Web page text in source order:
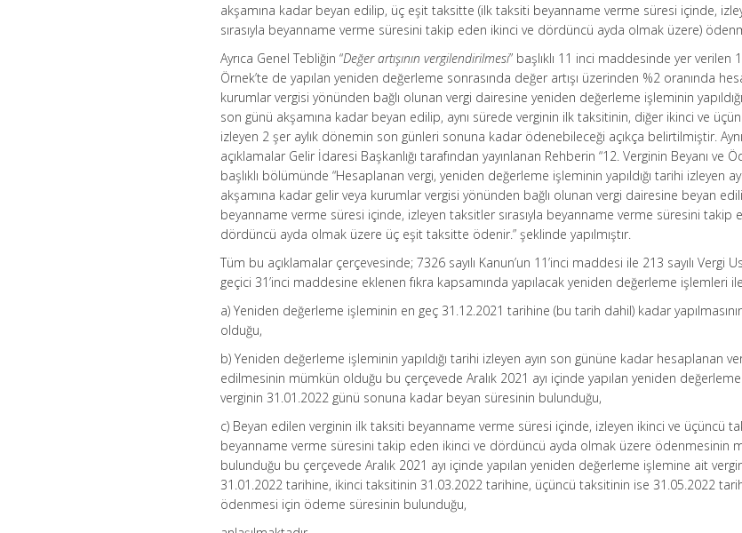
akşamına kadar beyan edilip, üç eşit taksitte (ilk taksiti beyanname verme süresi içinde,
sırasıyla beyanname verme süresini takip eden ikinci ve dördüncü ayda olmak üzere)
Ayrıca Genel Tebliğin “Değer artışının vergilendirilmesi” başlıklı 11 inci maddesinde yer verilen
Örnek’te de yapılan yeniden değerleme sonrasında değer artışı üzerinden %2 oranında
kurumlar vergisi yönünden bağlı olunan vergi dairesine yeniden değerleme işleminin
son günü akşamına kadar beyan edilip, aynı sürede verginin ilk taksitinin, diğer ikinci ve
izleyen 2 şer aylık dönemin son günleri sonuna kadar ödenebileceği açıkça belirtilmiştir.
açıklamalar Gelir İdaresi Başkanlığı tarafından yayınlanan Rehberin “12. Verginin Beyanı ve
başlıklı bölümünde “Hesaplanan vergi, yeniden değerleme işleminin yapıldığı tarihi izleyen
akşamına kadar gelir veya kurumlar vergisi yönünden bağlı olunan vergi dairesine beyan
beyanname verme süresi içinde, izleyen taksitler sırasıyla beyanname verme süresini takip
dördüncü ayda olmak üzere üç eşit taksitte ödenir.” şeklinde yapılmıştır.
Tüm bu açıklamalar çerçevesinde; 7326 sayılı Kanun’un 11’inci maddesi ile 213 sayılı Vergi
geçici 31’inci maddesine eklenen fıkra kapsamında yapılacak yeniden değerleme işlemleri
a) Yeniden değerleme işleminin en geç 31.12.2021 tarihine (bu tarih dahil) kadar
olduğu,
b) Yeniden değerleme işleminin yapıldığı tarihi izleyen ayın son gününe kadar hesaplanan
edilmesinin mümkün olduğu bu çerçevede Aralık 2021 ayı içinde yapılan yeniden
verginin 31.01.2022 günü sonuna kadar beyan süresinin bulunduğu,
c) Beyan edilen verginin ilk taksiti beyanname verme süresi içinde, izleyen ikinci ve üçüncü
beyanname verme süresini takip eden ikinci ve dördüncü ayda olmak üzere ödenmesinin
bulunduğu bu çerçevede Aralık 2021 ayı içinde yapılan yeniden değerleme işlemine ait
31.01.2022 tarihine, ikinci taksitinin 31.03.2022 tarihine, üçüncü taksitinin ise 31.05.2022
ödenmesi için ödeme süresinin bulunduğu,